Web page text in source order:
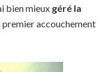
bien mieux géré la
premier accouchement